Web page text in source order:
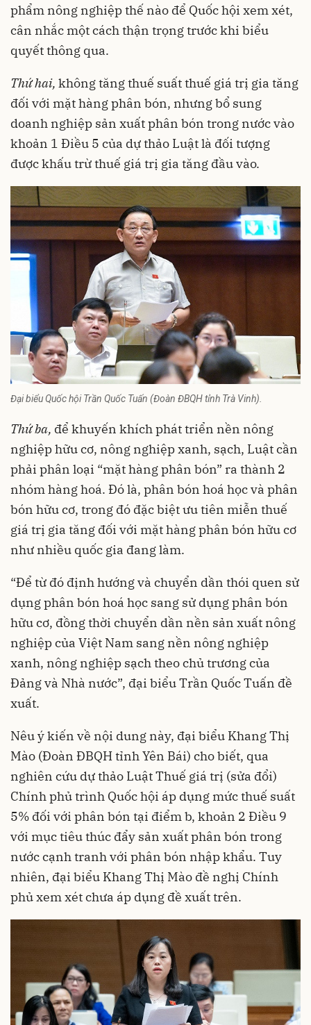
phẩm nông nghiệp thế nào để Quốc hội xem xét,
cân nhắc một cách thận trọng trước khi biểu
quyết thông qua.
Thứ hai, không tăng thuế suất thuế giá trị gia tăng
đối với mặt hàng phân bón, nhưng bổ sung
doanh nghiệp sản xuất phân bón trong nước vào
khoản 1 Điều 5 của dự thảo Luật là đối tượng
được khấu trừ thuế giá trị gia tăng đầu vào.
Đại biểu Quốc hội Trần Quốc Tuấn (Đoàn ĐBQH tỉnh Trà Vinh).
Thứ ba, để khuyến khích phát triển nền nông
nghiệp hữu cơ, nông nghiệp xanh, sạch, Luật cần
phải phân loại “mặt hàng phân bón” ra thành 2
nhóm hàng hoá. Đó là, phân bón hoá học và phân
bón hữu cơ, trong đó đặc biệt ưu tiên miễn thuế
giá trị gia tăng đối với mặt hàng phân bón hữu cơ
như nhiều quốc gia đang làm.
“Để từ đó định hướng và chuyển dần thói quen sử
dụng phân bón hoá học sang sử dụng phân bón
hữu cơ, đồng thời chuyển dần nền sản xuất nông
nghiệp của Việt Nam sang nền nông nghiệp
xanh, nông nghiệp sạch theo chủ trương của
Đảng và Nhà nước”, đại biểu Trần Quốc Tuấn đề
xuất.
Nêu ý kiến về nội dung này, đại biểu Khang Thị
Mào (Đoàn ĐBQH tỉnh Yên Bái) cho biết, qua
nghiên cứu dự thảo Luật Thuế giá trị (sửa đổi)
Chính phủ trình Quốc hội áp dụng mức thuế suất
5% đối với phân bón tại điểm b, khoản 2 Điều 9
với mục tiêu thúc đẩy sản xuất phân bón trong
nước cạnh tranh với phân bón nhập khẩu. Tuy
nhiên, đại biểu Khang Thị Mào đề nghị Chính
phủ xem xét chưa áp dụng đề xuất trên.